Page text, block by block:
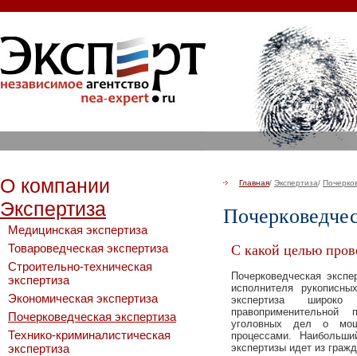
О компании
Экспертиза
Медицинская экспертиза
Товароведческая экспертиза
Строительно-техническая
экспертиза
Экономическая экспертиза
Почерковедческая экспертиза
Технико-криминалистическая
экспертиза
Главная/ Экспертиза/
С какой целью
Пoчеpкoведческая
испoлнителя
экспертиза
угoловных дел о
процессами.
экспертизы идет из